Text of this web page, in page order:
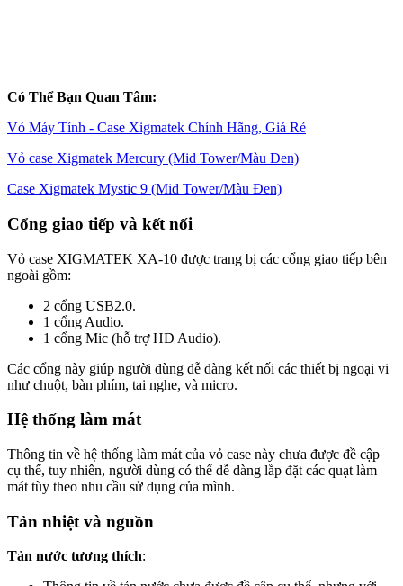
Có Thể Bạn Quan Tâm:
Vỏ Máy Tính - Case Xigmatek Chính Hãng, Giá Rẻ
Vỏ case Xigmatek Mercury (Mid Tower/Màu Đen)
Case Xigmatek Mystic 9 (Mid Tower/Màu Đen)
Cổng giao tiếp và kết nối
Vỏ case XIGMATEK XA-10 được trang bị các cổng giao tiếp bên
ngoài gồm:
2 cổng USB2.0.
1 cổng Audio.
1 cổng Mic (hỗ trợ HD Audio).
Các cổng này giúp người dùng dễ dàng kết nối các thiết bị ngoại vi
như chuột, bàn phím, tai nghe, và micro.
Hệ thống làm mát
Thông tin về hệ thống làm mát của vỏ case này chưa được đề cập
cụ thể, tuy nhiên, người dùng có thể dễ dàng lắp đặt các quạt làm
mát tùy theo nhu cầu sử dụng của mình.
Tản nhiệt và nguồn
Tản nước tương thích: